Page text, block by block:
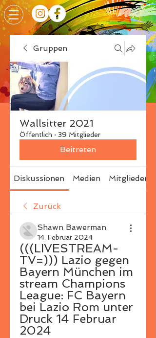
Gruppen
Wallsitter 2021
Öffentlich · 39 Mitglieder
Beitreten
Diskussionen Medien Mitglieder
Zurück
Shawn Bawerman
14. Februar 2024
(((LIVESTREAM-
TV=))) Lazio gegen
Bayern München im
stream Champions
League: FC Bayern
bei Lazio Rom unter
Druck 14 Februar
2024